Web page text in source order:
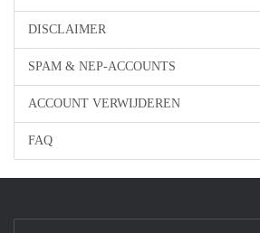
DISCLAIMER
SPAM & NEP-ACCOUNTS
ACCOUNT VERWIJDEREN
FAQ